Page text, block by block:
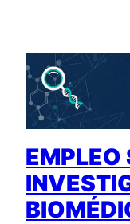
contenido
EMPLEO